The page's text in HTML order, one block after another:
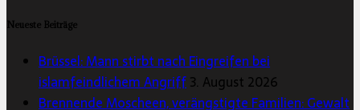
Neueste Beiträge
Brüssel: Mann stirbt nach Eingreifen bei
islamfeindlichem Angriff3. August 2026
Brennende Moscheen, verängstigte Familien: Gewalt